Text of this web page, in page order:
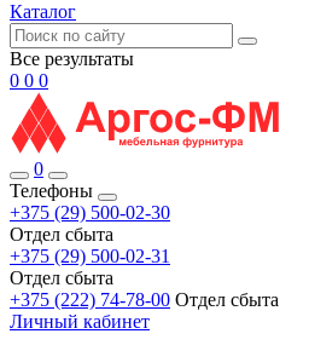
Каталог
Все результаты
0 0 0
0
Телефоны
+375 (29) 500-02-30
Отдел сбыта
+375 (29) 500-02-31
Отдел сбыта
+375 (222) 74-78-00 Отдел сбыта
Личный кабинет